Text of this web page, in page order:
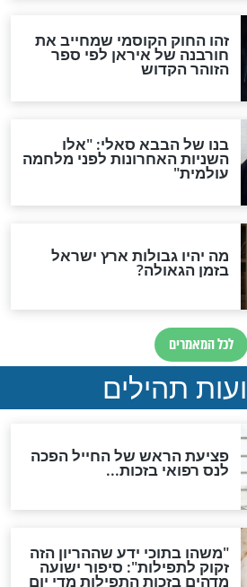
בוא המשיח יהיה
לחזור בתשובה?
וביטול
ע"ב שמות הקודש
סגולית להמתקת